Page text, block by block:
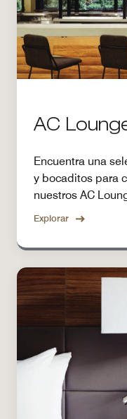
AC
Encuentra una
y bocaditos para
nuestros AC
Explorar